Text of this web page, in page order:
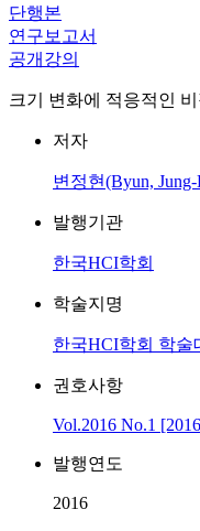
단행본
연구보고서
공개강의
크기 변화에 적응적인 비
저자
변정현(Byun,
발행기관
한국HCI학회
학술지명
한국HCI학회 학술
권호사항
Vol.2016 No.1
발행연도
2016